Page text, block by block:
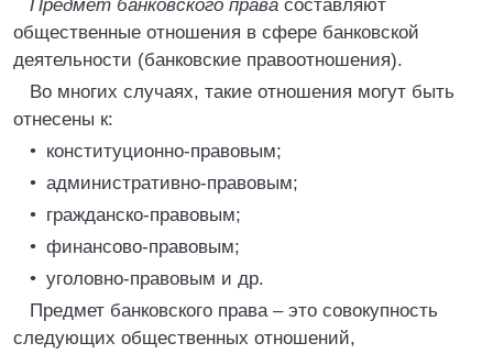
Предмет банковского права составляют
общественные отношения в сфере банковской
деятельности (банковские правоотношения).
Во многих случаях, такие отношения могут быть
отнесены к:
• конституционно-правовым;
• административно-правовым;
• гражданско-правовым;
• финансово-правовым;
• уголовно-правовым и др.
Предмет банковского права – это совокупность
следующих общественных отношений,